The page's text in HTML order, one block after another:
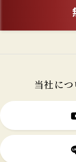
当社に